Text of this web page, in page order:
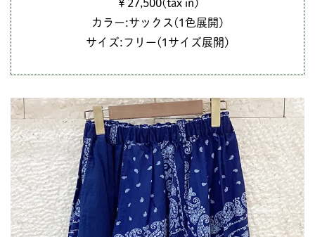
￥27,500(tax in)
カラー:サックス(1色展開)
サイズ:フリー(1サイズ展開)